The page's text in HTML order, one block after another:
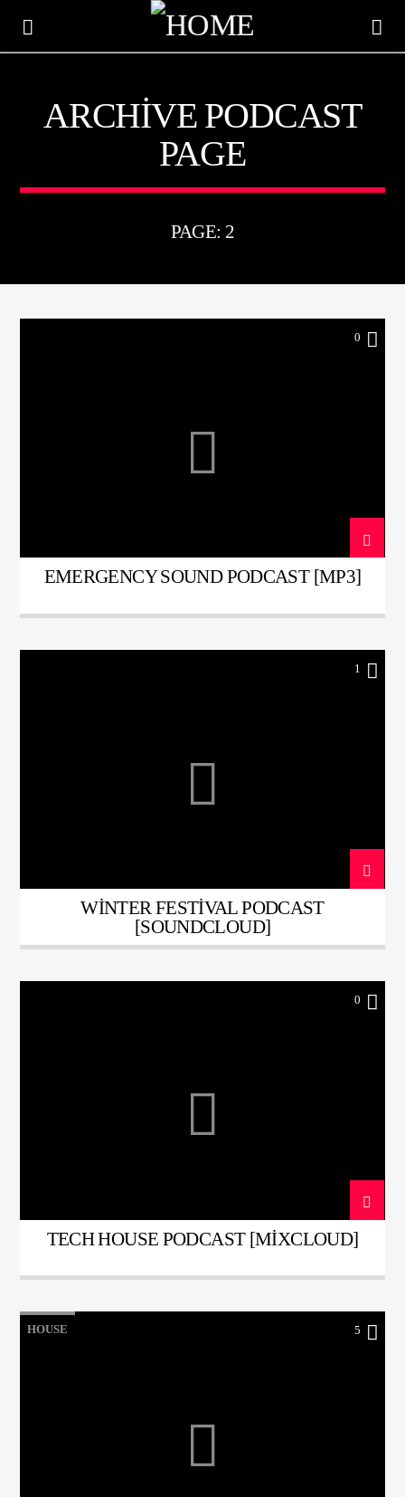
ARCHIVE PODCAST
PAGE
PAGE: 2
0
EMERGENCY SOUND PODCAST [MP3]
1
WINTER FESTIVAL PODCAST
[SOUNDCLOUD]
0
TECH HOUSE PODCAST [MIXCLOUD]
HOUSE 5